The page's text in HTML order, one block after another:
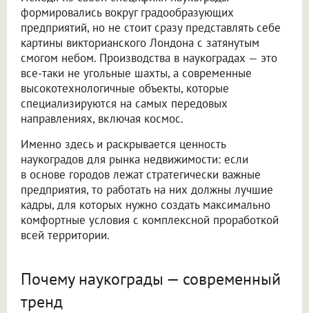
формировались вокруг градообразующих
предприятий, но не стоит сразу представлять себе
картины викторианского Лондона с затянутым
смогом небом. Производства в наукоградах — это
все-таки не угольные шахты, а современные
высокотехнологичные объекты, которые
специализируются на самых передовых
направлениях, включая космос.
Именно здесь и раскрывается ценность
наукоградов для рынка недвижимости: если
в основе городов лежат стратегически важные
предприятия, то работать на них должны лучшие
кадры, для которых нужно создать максимально
комфортные условия с комплексной проработкой
всей территории.
Почему наукограды — современный
тренд